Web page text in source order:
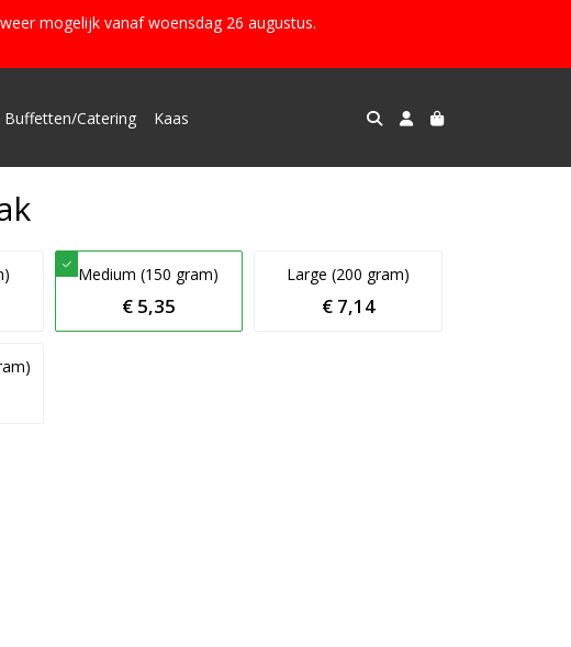
mogelijk vanaf woensdag 26 augustus.
Buffetten/Catering Kaas
Medium (150 gram)
€ 5,35
Large (200 gram)
€ 7,14